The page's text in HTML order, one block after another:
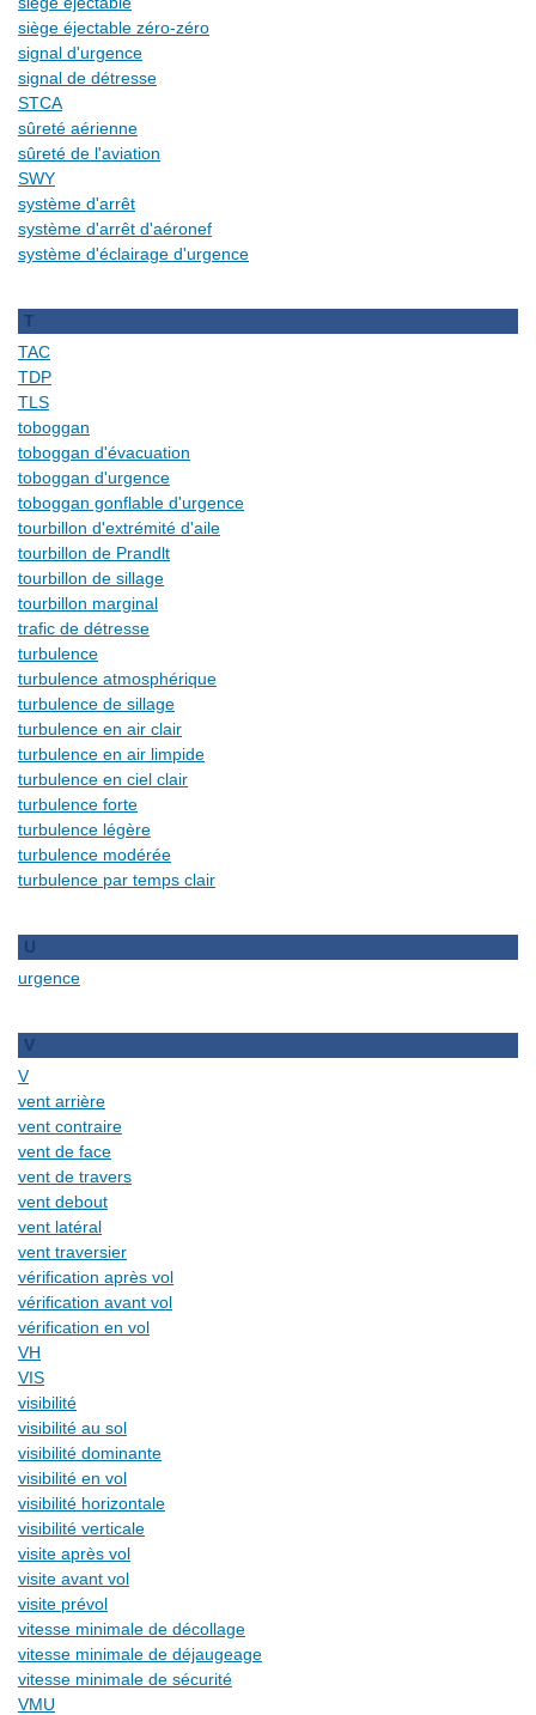
siège éjectable zéro-zéro
signal d'urgence
signal de détresse
STCA
sûreté aérienne
sûreté de l'aviation
SWY
système d'arrêt
système d'arrêt d'aéronef
système d'éclairage d'urgence
T
TAC
TDP
TLS
toboggan
toboggan d'évacuation
toboggan d'urgence
toboggan gonflable d'urgence
tourbillon d'extrémité d'aile
tourbillon de Prandlt
tourbillon de sillage
tourbillon marginal
trafic de détresse
turbulence
turbulence atmosphérique
turbulence de sillage
turbulence en air clair
turbulence en air limpide
turbulence en ciel clair
turbulence forte
turbulence légère
turbulence modérée
turbulence par temps clair
U
urgence
V
V
vent arrière
vent contraire
vent de face
vent de travers
vent debout
vent latéral
vent traversier
vérification après vol
vérification avant vol
vérification en vol
VH
VIS
visibilité
visibilité au sol
visibilité dominante
visibilité en vol
visibilité horizontale
visibilité verticale
visite après vol
visite avant vol
visite prévol
vitesse minimale de décollage
vitesse minimale de déjaugeage
vitesse minimale de sécurité
VMU